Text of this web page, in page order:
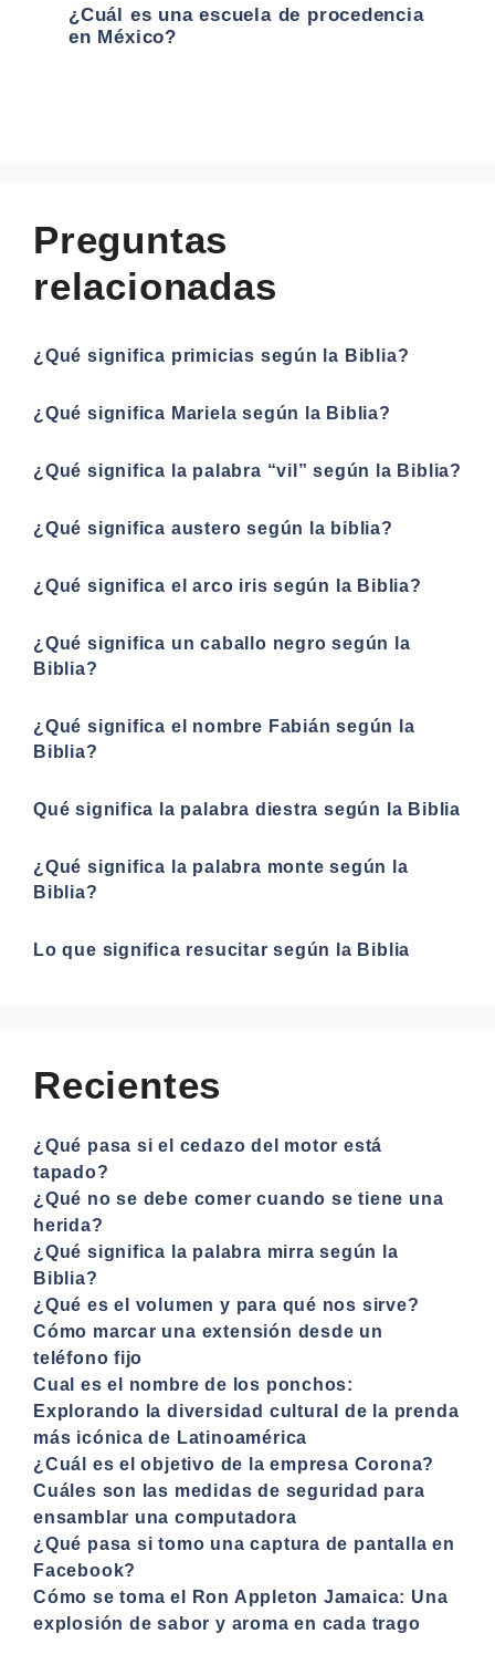
¿Cuál es una escuela de procedencia
en México?
Preguntas
relacionadas
¿Qué significa primicias según la Biblia?
¿Qué significa Mariela según la Biblia?
¿Qué significa la palabra “vil” según la Biblia?
¿Qué significa austero según la biblia?
¿Qué significa el arco iris según la Biblia?
¿Qué significa un caballo negro según la
Biblia?
¿Qué significa el nombre Fabián según la
Biblia?
Qué significa la palabra diestra según la Biblia
¿Qué significa la palabra monte según la
Biblia?
Lo que significa resucitar según la Biblia
Recientes
¿Qué pasa si el cedazo del motor está
tapado?
¿Qué no se debe comer cuando se tiene una
herida?
¿Qué significa la palabra mirra según la
Biblia?
¿Qué es el volumen y para qué nos sirve?
Cómo marcar una extensión desde un
teléfono fijo
Cual es el nombre de los ponchos:
Explorando la diversidad cultural de la prenda
más icónica de Latinoamérica
¿Cuál es el objetivo de la empresa Corona?
Cuáles son las medidas de seguridad para
ensamblar una computadora
¿Qué pasa si tomo una captura de pantalla en
Facebook?
Cómo se toma el Ron Appleton Jamaica: Una
explosión de sabor y aroma en cada trago